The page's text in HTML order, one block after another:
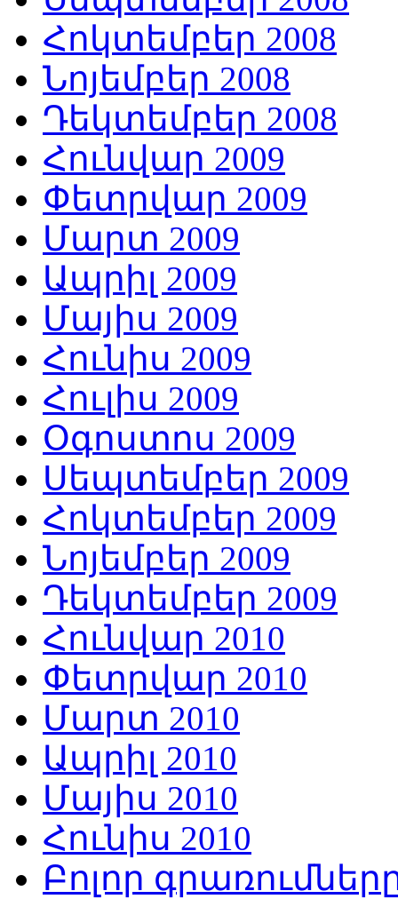
Հոկտեմբեր 2008
Նոյեմբեր 2008
Դեկտեմբեր 2008
Հունվար 2009
Փետրվար 2009
Մարտ 2009
Ապրիլ 2009
Մայիս 2009
Հունիս 2009
Հուլիս 2009
Օգոստոս 2009
Սեպտեմբեր 2009
Հոկտեմբեր 2009
Նոյեմբեր 2009
Դեկտեմբեր 2009
Հունվար 2010
Փետրվար 2010
Մարտ 2010
Ապրիլ 2010
Մայիս 2010
Հունիս 2010
Բոլոր